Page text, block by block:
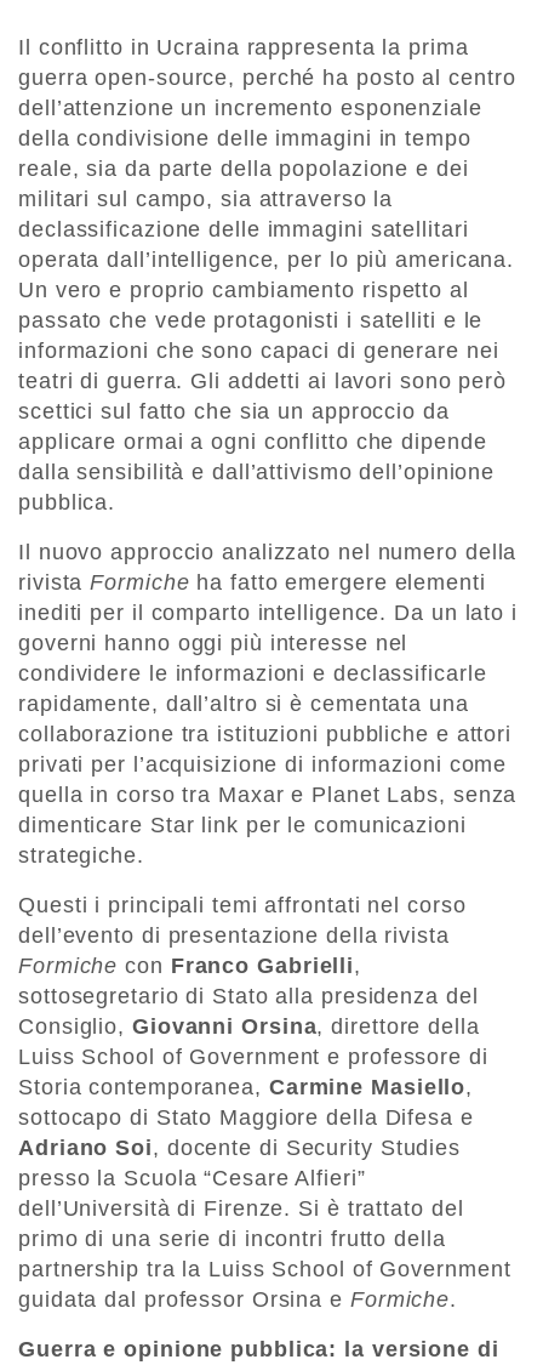
Il conflitto in Ucraina rappresenta la prima
guerra open-source, perché ha posto al centro
dell’attenzione un incremento esponenziale
della condivisione delle immagini in tempo
reale, sia da parte della popolazione e dei
militari sul campo, sia attraverso la
declassificazione delle immagini satellitari
operata dall’intelligence, per lo più americana.
Un vero e proprio cambiamento rispetto al
passato che vede protagonisti i satelliti e le
informazioni che sono capaci di generare nei
teatri di guerra. ​Gli addetti ai lavori sono però
scettici sul fatto che sia un approccio da
applicare ormai a ogni conflitto che dipende
dalla sensibilità e dall’attivismo dell’opinione
pubblica.​
Il nuovo approccio ​analizzato nel numero della
rivista Formiche ​ha fatto emergere elementi
inediti per il comparto intelligence. Da un lato i
governi hanno oggi più interesse nel
condividere le informazioni e declassificarle
rapidamente, dall’altro si è cementata una
collaborazione tra istituzioni pubbliche e attori
privati per l’acquisizione di informazioni come
quella in corso tra Maxar e Planet Labs, senza
dimenticare Star link per le comunicazioni
strategiche.
​Questi i principali temi affrontati nel corso
dell’evento di presentazione della rivista
Formiche con Franco Gabrielli,
sottosegretario di Stato alla presidenza del
Consiglio, Giovanni Orsina, direttore della
Luiss School of Government e professore di
Storia contemporanea, Carmine Masiello,
sottocapo di Stato Maggiore della Difesa e
Adriano Soi, docente di Security Studies
presso la Scuola “Cesare Alfieri”
dell’Università di Firenze. ​Si è trattato del
primo di una serie di incontri frutto della
partnership tra la Luiss School of Government
guidata dal professor Orsina e Formiche.
Guerra e opinione pubblica: la versione di